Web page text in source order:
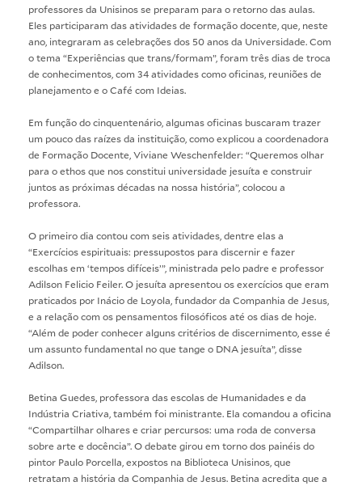
professores da Unisinos se preparam para o retorno das aulas.
Eles participaram das atividades de formação docente, que, neste
ano, integraram as celebrações dos 50 anos da Universidade. Com
o tema “Experiências que trans/formam”, foram três dias de troca
de conhecimentos, com 34 atividades como oficinas, reuniões de
planejamento e o Café com Ideias.
Em função do cinquentenário, algumas oficinas buscaram trazer
um pouco das raízes da instituição, como explicou a coordenadora
de Formação Docente, Viviane Weschenfelder: “Queremos olhar
para o ethos que nos constitui universidade jesuíta e construir
juntos as próximas décadas na nossa história”, colocou a
professora.
O primeiro dia contou com seis atividades, dentre elas a
“Exercícios espirituais: pressupostos para discernir e fazer
escolhas em ‘tempos difíceis’”, ministrada pelo padre e professor
Adilson Felicio Feiler. O jesuíta apresentou os exercícios que eram
praticados por Inácio de Loyola, fundador da Companhia de Jesus,
e a relação com os pensamentos filosóficos até os dias de hoje.
“Além de poder conhecer alguns critérios de discernimento, esse é
um assunto fundamental no que tange o DNA jesuíta”, disse
Adilson.
Betina Guedes, professora das escolas de Humanidades e da
Indústria Criativa, também foi ministrante. Ela comandou a oficina
“Compartilhar olhares e criar percursos: uma roda de conversa
sobre arte e docência”. O debate girou em torno dos painéis do
pintor Paulo Porcella, expostos na Biblioteca Unisinos, que
retratam a história da Companhia de Jesus. Betina acredita que a